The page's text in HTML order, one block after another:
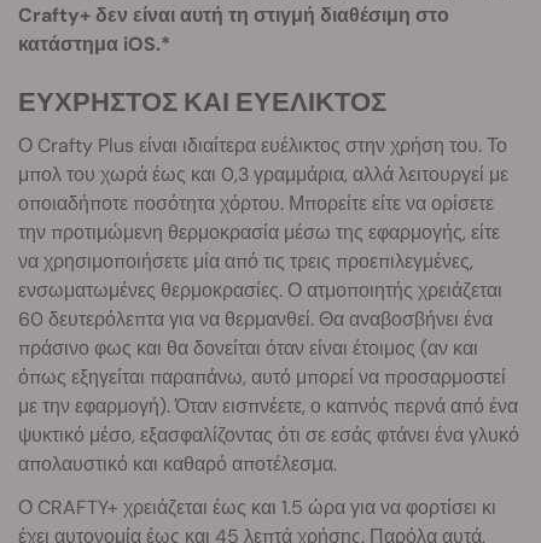
Crafty+ δεν είναι αυτή τη στιγμή διαθέσιμη στο
κατάστημα iOS.*
ΕΥΧΡΗΣΤΟΣ ΚΑΙ ΕΥΕΛΙΚΤΟΣ
Ο Crafty Plus είναι ιδιαίτερα ευέλικτος στην χρήση του. Το
μπολ του χωρά έως και 0,3 γραμμάρια, αλλά λειτουργεί με
οποιαδήποτε ποσότητα χόρτου. Μπορείτε είτε να ορίσετε
την προτιμώμενη θερμοκρασία μέσω της εφαρμογής, είτε
να χρησιμοποιήσετε μία από τις τρεις προεπιλεγμένες,
ενσωματωμένες θερμοκρασίες. Ο ατμοποιητής χρειάζεται
60 δευτερόλεπτα για να θερμανθεί. Θα αναβοσβήνει ένα
πράσινο φως και θα δονείται όταν είναι έτοιμος (αν και
όπως εξηγείται παραπάνω, αυτό μπορεί να προσαρμοστεί
με την εφαρμογή). Όταν εισπνέετε, ο καπνός περνά από ένα
ψυκτικό μέσο, εξασφαλίζοντας ότι σε εσάς φτάνει ένα γλυκό
απολαυστικό και καθαρό αποτέλεσμα.
Ο CRAFTY+ χρειάζεται έως και 1.5 ώρα για να φορτίσει κι
έχει αυτονομία έως και 45 λεπτά χρήσης. Παρόλα αυτά,